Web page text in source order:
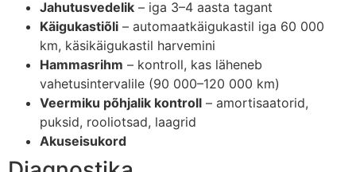
Jahutusvedelik – iga 3–4 aasta tagant
Käigukastiõli – automaatkäigukastil iga 60 000
km, käsikäigukastil harvemini
Hammasrihm – kontroll, kas läheneb
vahetusintervalile (90 000–120 000 km)
Veermiku põhjalik kontroll – amortisaatorid,
puksid, rooliotsad, laagrid
Akuseisukord